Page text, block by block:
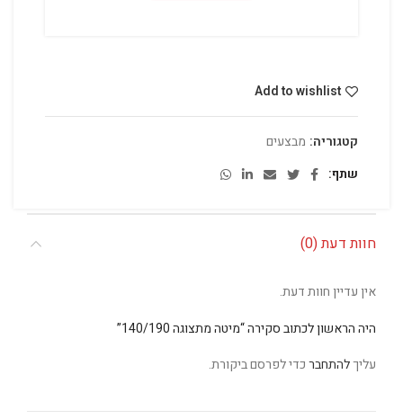
Add to wishlist
קטגוריה: מבצעים
שתף
חוות דעת (0)
אין עדיין חוות דעת.
היה הראשון לכתוב סקירה “מיטה מתצוגה 140/190”
עליךלהתחברכדי לפרסם ביקורת.